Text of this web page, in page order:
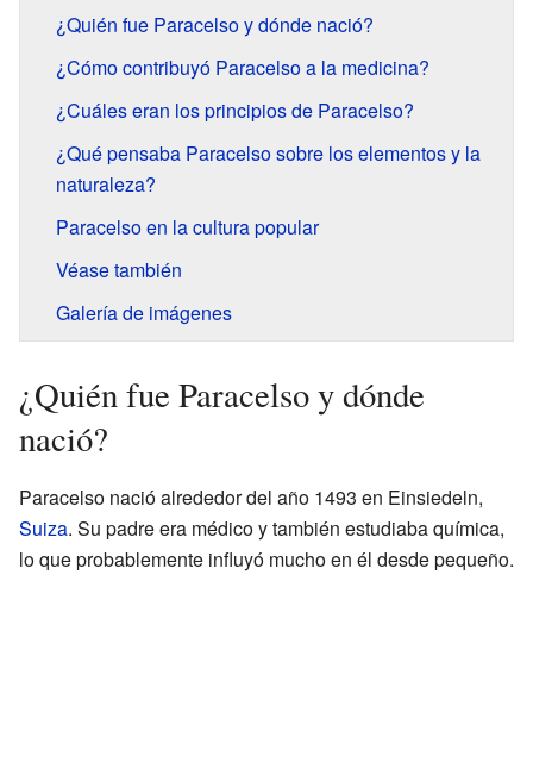
¿Quién fue Paracelso y dónde nació?
¿Cómo contribuyó Paracelso a la medicina?
¿Cuáles eran los principios de Paracelso?
¿Qué pensaba Paracelso sobre los elementos y la
naturaleza?
Paracelso en la cultura popular
Véase también
Galería de imágenes
¿Quién fue Paracelso y dónde
nació?
Paracelso nació alrededor del año 1493 en Einsiedeln,
Suiza. Su padre era médico y también estudiaba química,
lo que probablemente influyó mucho en él desde pequeño.